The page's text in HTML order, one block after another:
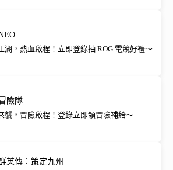
湖，熱血啟程！立即登錄抽 ROG 電競好禮～
險隊
襲，冒險啟程！登錄立即領冒險補給～
英傳：策定九州